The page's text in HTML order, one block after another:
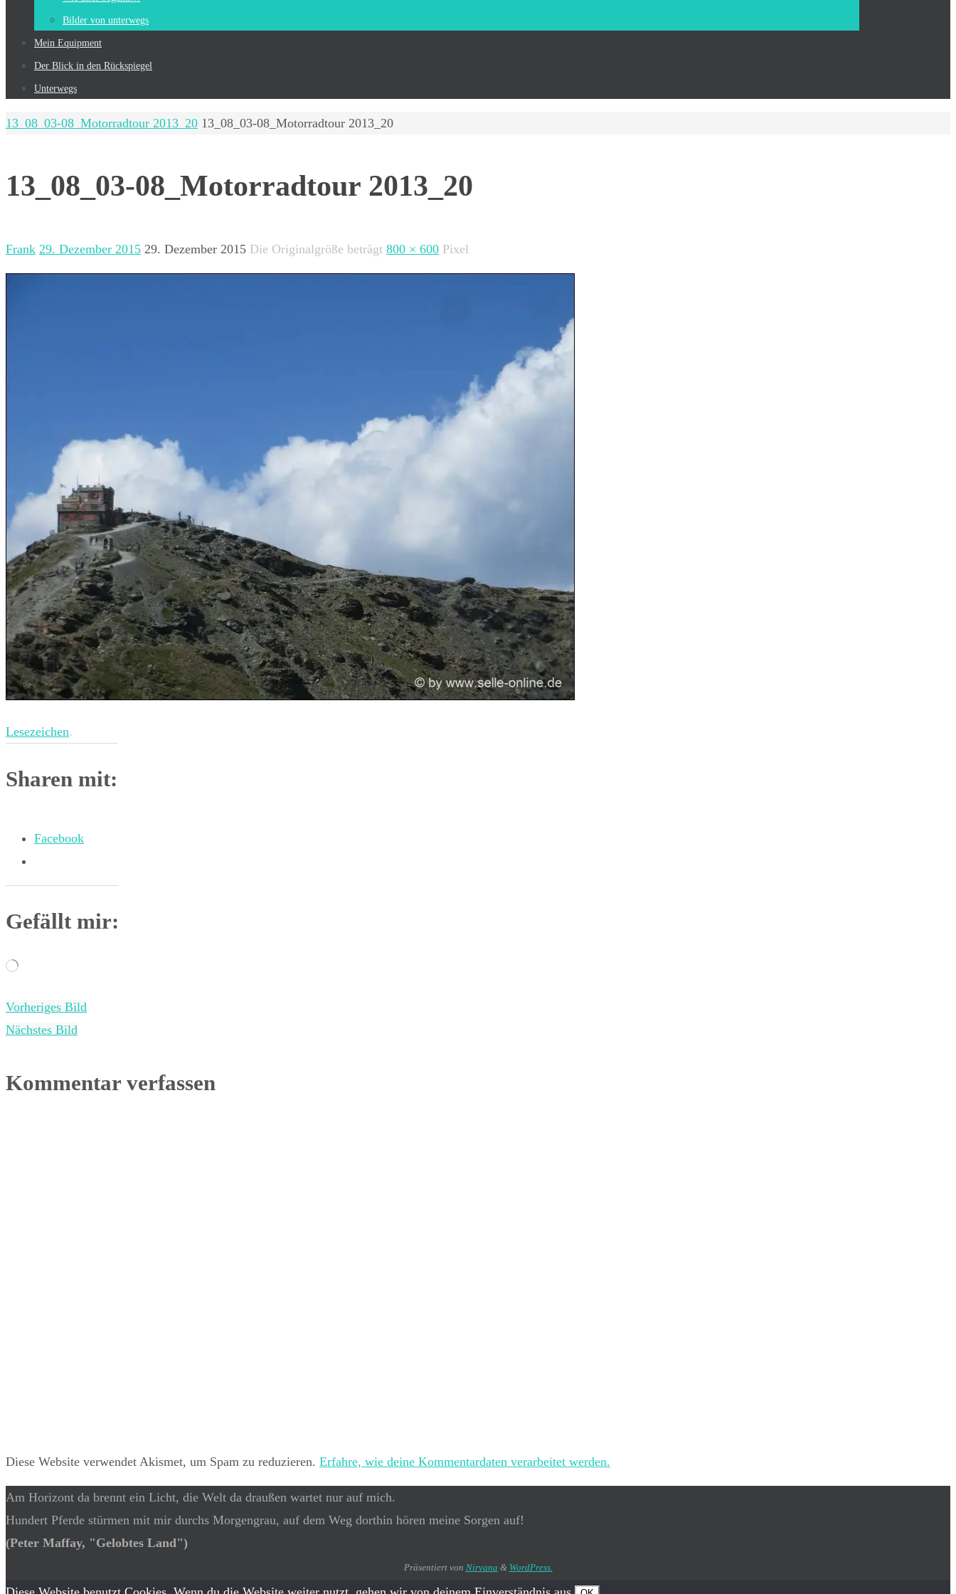
Bilder von unterwegs
Mein Equip­ment
Der Blick in den Rückspiegel
Unterwegs
Start
13_08_03-08_Motorradtour 2013_20 13_08_03-08_Motorradtour 2013_20
13_08_03-08_Motorradtour 2013_20
Frank 29. Dezember 2015 29. Dezember 2015 Die Originalgröße beträgt 800 × 600 Pixel
Lesezeichen.
Sharen mit:
Facebook
Gefällt mir:
Wird
Vorheriges Bild
Nächstes Bild
Kommentar verfassen
Diese Website verwendet Akismet, um Spam zu reduzieren. Erfahre, wie deine Kommentardaten verarbeitet werden.
Am Horizont da brennt ein Licht, die Welt da draußen wartet nur auf mich.
Hundert Pferde stürmen mit mir durchs Morgengrau, auf dem Weg dorthin hören meine Sorgen auf!
(Peter Maffay, "Gelobtes Land")
Präsentiert von Nirvana & WordPress.